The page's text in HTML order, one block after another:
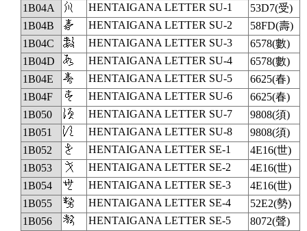
1B04A
𛁊 HENTAIGANA LETTER SU-1
53D7(受)
1B04B
𛁋 HENTAIGANA LETTER SU-2
58FD(壽)
1B04C
𛁌 HENTAIGANA LETTER SU-3
6578(數)
1B04D
𛁍 HENTAIGANA LETTER SU-4
6578(數)
1B04E
𛁎 HENTAIGANA LETTER SU-5
6625(春)
1B04F
𛁏 HENTAIGANA LETTER SU-6
6625(春)
1B050
𛁐 HENTAIGANA LETTER SU-7
9808(須)
1B051
𛁑 HENTAIGANA LETTER SU-8
9808(須)
1B052
𛁒 HENTAIGANA LETTER SE-1
4E16(世)
1B053
𛁓 HENTAIGANA LETTER SE-2
4E16(世)
1B054
𛁔 HENTAIGANA LETTER SE-3
4E16(世)
1B055
𛁕 HENTAIGANA LETTER SE-4
52E2(勢)
1B056
𛁖 HENTAIGANA LETTER SE-5
8072(聲)